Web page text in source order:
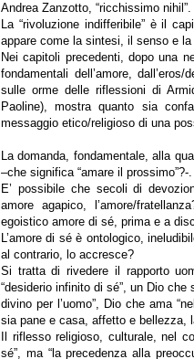
Andrea Zanzotto, “ricchissimo nihil”.
La “rivoluzione indifferibile” è il
appare come la sintesi, il senso e
Nei capitoli precedenti, dopo una
fondamentali dell’amore,
sulle orme delle riflessioni di
Paoline), mostra quanto sia
messaggio etico/religioso di una
La domanda, fondamentale, alla
–che significa “amare il prossimo”?-.
E’ possibile che secoli di
amore agapico, l’amore/
egoistico amore di sé, prima e a
L’amore di sé è ontologico,
al contrario, lo accresce?
Si tratta di rivedere il rapporto
“desiderio infinito di sé”, un Dio che
divino per l’uomo”, Dio che ama
sia pane e casa, affetto e bellezza,
Il riflesso religioso, culturale, nel
sé”, ma “la precedenza alla